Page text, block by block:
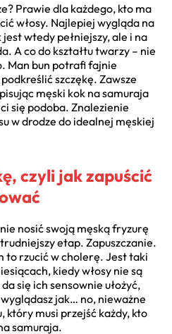
Prawie dla każdego, kto ma
włosy. Najlepiej wygląda na
wtedy pełniejszy, ale i na
A co do kształtu twarzy – nie
Man bun potrafi fajnie
szczękę. Zawsze
męski kok na samuraja
się podoba. Znalezienie
w drodze do idealnej męskiej
czyli jak zapuścić
nosić swoją męską fryzurę
etap. Zapuszczanie.
to rzucić w cholerę. Jest taki
kiedy włosy nie są
się ich sensownie ułożyć,
jak… no, nieważne
który musi przejść każdy, kto
samuraja.